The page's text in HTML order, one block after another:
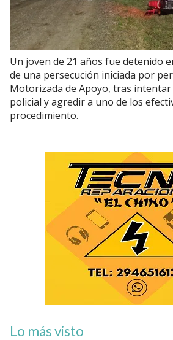
Un joven de 21 años fue detenido
de una persecución iniciada por
Motorizada de Apoyo, tras
policial y agredir a uno de los
procedimiento.
Lo más visto